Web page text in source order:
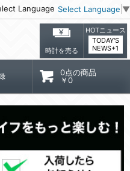
Language Select Language ▼
時計を売る
HOTニュース
TODAY'S
NEWS+1
0点の商品
￥0